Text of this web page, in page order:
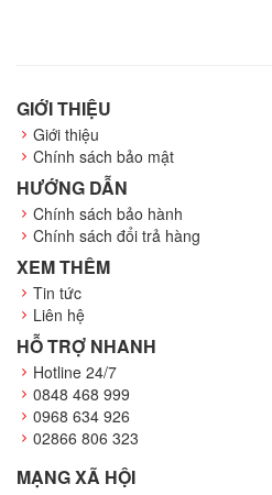
GIỚI THIỆU
Giới thiệu
Chính sách bảo mật
HƯỚNG DẪN
Chính sách bảo hành
Chính sách đổi trả hàng
XEM THÊM
Tin tức
Liên hệ
HỖ TRỢ NHANH
Hotline 24/7
0848 468 999
0968 634 926
02866 806 323
MẠNG XÃ HỘI